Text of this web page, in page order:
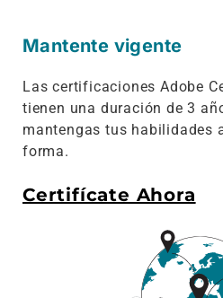
Mantente vigente
Las certificaciones Adobe
tienen una duración de 3
mantengas tus habilidades
forma.
Certifícate Ahora